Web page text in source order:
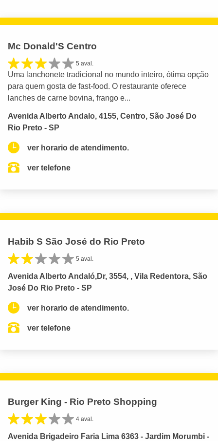
Mc Donald'S Centro
5 aval.
Uma lanchonete tradicional no mundo inteiro, ótima opção
para quem gosta de fast-food. O restaurante oferece
lanches de carne bovina, frango e...
Avenida Alberto Andalo, 4155, Centro, São José Do
Rio Preto - SP
ver horario de atendimento.
ver telefone
Habib S São José do Rio Preto
5 aval.
Avenida Alberto Andaló,Dr, 3554, , Vila Redentora, São
José Do Rio Preto - SP
ver horario de atendimento.
ver telefone
Burger King - Rio Preto Shopping
4 aval.
Avenida Brigadeiro Faria Lima 6363 - Jardim Morumbi -